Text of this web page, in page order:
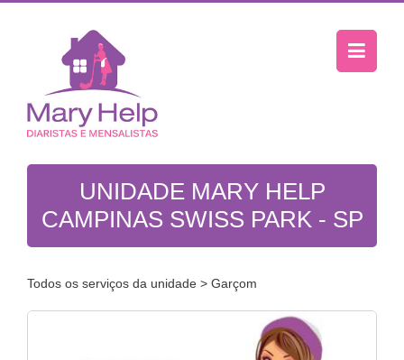
UNIDADE MARY HELP
CAMPINAS SWISS PARK - SP
Todos os serviços da unidade > Garçom